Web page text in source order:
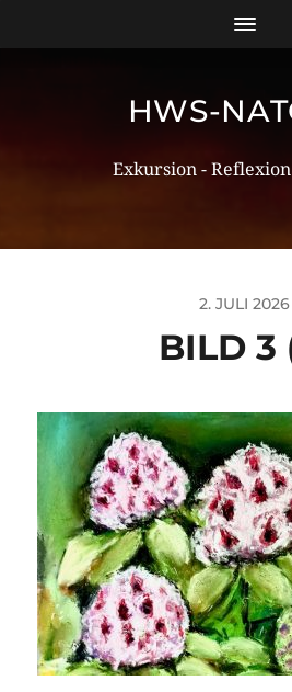
HWS-
Exkursion -
2. JULI 2026
BILD 3